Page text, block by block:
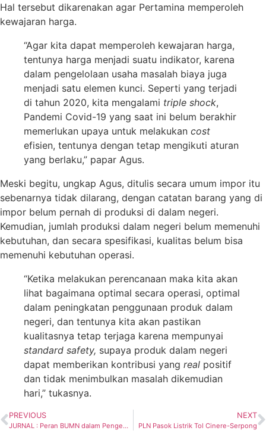
Hal tersebut dikarenakan agar Pertamina memperoleh
kewajaran harga.
“Agar kita dapat memperoleh kewajaran harga,
tentunya harga menjadi suatu indikator, karena
dalam pengelolaan usaha masalah biaya juga
menjadi satu elemen kunci. Seperti yang terjadi
di tahun 2020, kita mengalami triple shock,
Pandemi Covid-19 yang saat ini belum berakhir
memerlukan upaya untuk melakukan cost
efisien, tentunya dengan tetap mengikuti aturan
yang berlaku,” papar Agus.
Meski begitu, ungkap Agus, ditulis secara umum impor itu
sebenarnya tidak dilarang, dengan catatan barang yang di
impor belum pernah di produksi di dalam negeri.
Kemudian, jumlah produksi dalam negeri belum memenuhi
kebutuhan, dan secara spesifikasi, kualitas belum bisa
memenuhi kebutuhan operasi.
“Ketika melakukan perencanaan maka kita akan
lihat bagaimana optimal secara operasi, optimal
dalam peningkatan penggunaan produk dalam
negeri, dan tentunya kita akan pastikan
kualitasnya tetap terjaga karena mempunyai
standard safety, supaya produk dalam negeri
dapat memberikan kontribusi yang real positif
dan tidak menimbulkan masalah dikemudian
hari,” tukasnya.
PREVIOUS
JURNAL : Peran BUMN dalam Pengembangan Tingkat Komponen Dalam Negeri
NEXT
PLN Pasok Listrik Tol Cinere-Serpong